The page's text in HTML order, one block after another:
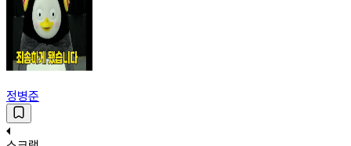
정병준